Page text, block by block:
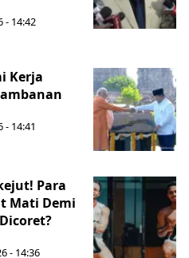
- 14:42
Kerja
- 14:41
Para
Mati Demi
- 14:36